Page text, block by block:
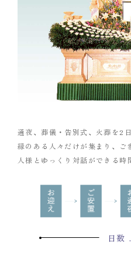
通夜、葬儀・告別式、火葬を2
縁のある人々だけが集まり、ご
人様とゆっくり対話ができる時
日数